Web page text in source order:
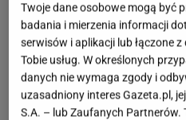
Twoje dane osobowe mogą być
badania i mierzenia informacji
serwisów i aplikacji lub łączone
Tobie usług. W określonych
danych nie wymaga zgody i
uzasadniony interes Gazeta.pl,
S.A. – lub Zaufanych Partnerów.